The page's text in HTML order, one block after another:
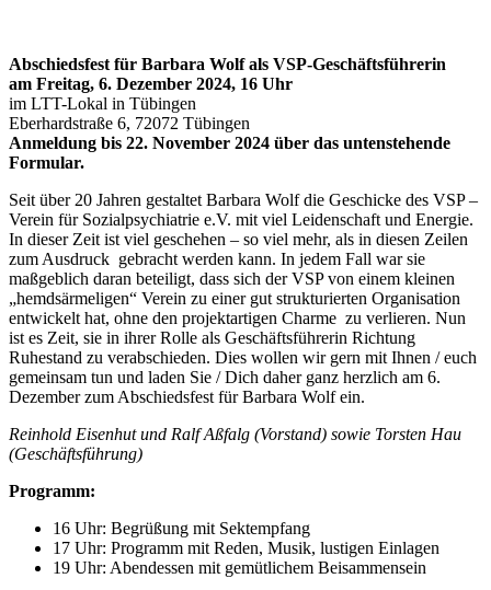
Abschiedsfest für Barbara Wolf als VSP-Geschäftsführerin
am Freitag, 6. Dezember 2024, 16 Uhr
im LTT-Lokal in Tübingen
Eberhardstraße 6, 72072 Tübingen
Anmeldung bis 22. November 2024 über das untenstehende
Formular.
Seit über 20 Jahren gestaltet Barbara Wolf die Geschicke des VSP –
Verein für Sozialpsychiatrie e.V. mit viel Leidenschaft und Energie.
In dieser Zeit ist viel geschehen – so viel mehr, als in diesen Zeilen
zum Ausdruck gebracht werden kann. In jedem Fall war sie
maßgeblich daran beteiligt, dass sich der VSP von einem kleinen
„hemdsärmeligen“ Verein zu einer gut strukturierten Organisation
entwickelt hat, ohne den projektartigen Charme zu verlieren. Nun
ist es Zeit, sie in ihrer Rolle als Geschäftsführerin Richtung
Ruhestand zu verabschieden. Dies wollen wir gern mit Ihnen / euch
gemeinsam tun und laden Sie / Dich daher ganz herzlich am 6.
Dezember zum Abschiedsfest für Barbara Wolf ein.
Reinhold Eisenhut und Ralf Aßfalg (Vorstand) sowie Torsten Hau
(Geschäftsführung)
Programm:
16 Uhr: Begrüßung mit Sektempfang
17 Uhr: Programm mit Reden, Musik, lustigen Einlagen
19 Uhr: Abendessen mit gemütlichem Beisammensein